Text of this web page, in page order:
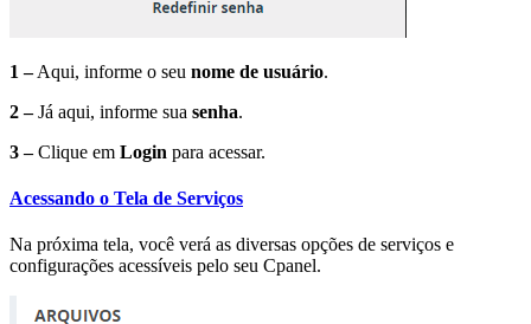
1 –Aqui, informe o seu nome de usuário.
2 –Já aqui, informe sua senha.
3 –Clique em Login para acessar.
Acessando o Tela de Serviços
Na próxima tela, você verá as diversas opções de serviços e
configurações acessíveis pelo seu Cpanel.